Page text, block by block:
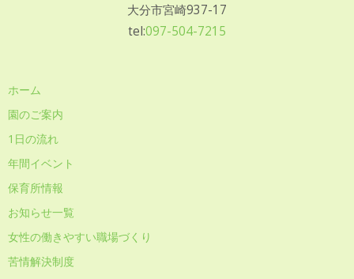
大分市宮崎937-17
tel:097-504-7215
ホーム
園のご案内
1日の流れ
年間イベント
保育所情報
お知らせ一覧
女性の働きやすい職場づくり
苦情解決制度